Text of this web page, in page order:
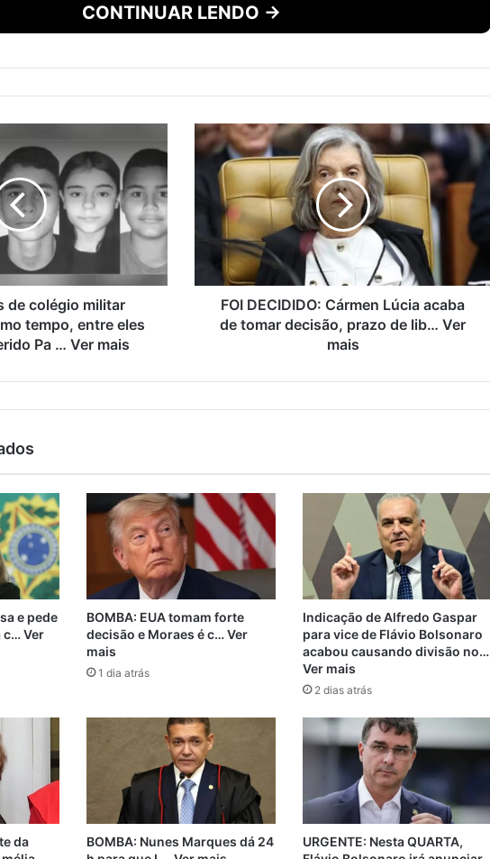
CONTINUAR LENDO →
de colégio militar
tempo, entre eles
Pa … Ver mais
FOI DECIDIDO: Cármen Lúcia acaba
de tomar decisão, prazo de lib… Ver
mais
e pede
c… Ver
BOMBA: EUA tomam forte
decisão e Moraes é c… Ver
mais
1 dia atrás
Indicação de Alfredo Gaspar
para vice de Flávio Bolsonaro
acabou causando divisão no…
Ver mais
2 dias atrás
da
BOMBA: Nunes Marques dá 24
URGENTE: Nesta QUARTA,